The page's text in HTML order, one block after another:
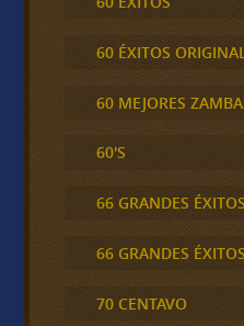
60 ÉXITOS
60 MEJORES
60'S
66 GRANDES
66 GRANDES
70 CENTAVO